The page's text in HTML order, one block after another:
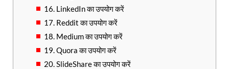
16. LinkedIn का उपयोग करें
17. Reddit का उपयोग करें
18. Medium का उपयोग करें
19. Quora का उपयोग करें
20. SlideShare का उपयोग करें